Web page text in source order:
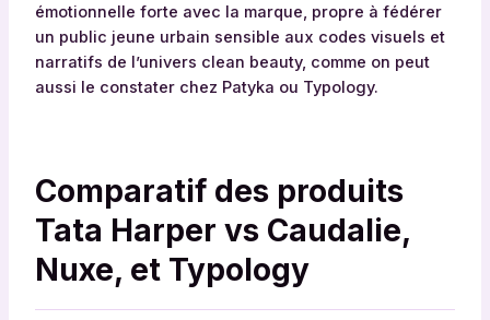
émotionnelle forte avec la marque, propre à fédérer
un public jeune urbain sensible aux codes visuels et
narratifs de l’univers clean beauty, comme on peut
aussi le constater chez Patyka ou Typology.
Comparatif des produits
Tata Harper vs Caudalie,
Nuxe, et Typology